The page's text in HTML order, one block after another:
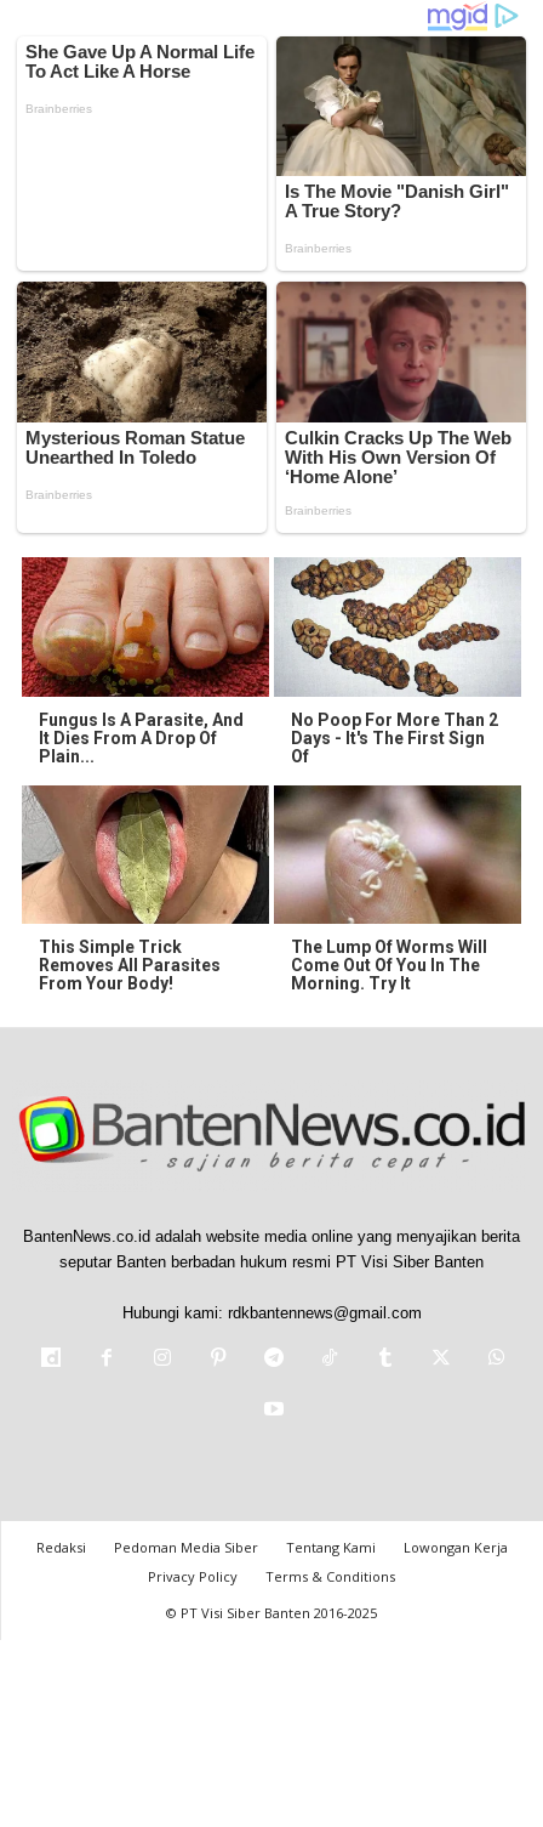
Fungus Is A Parasite, And
It Dies From A Drop Of
Plain...
No Poop For More Than 2
Days - It's The First Sign
Of
This Simple Trick
Removes All Parasites
From Your Body!
The Lump Of Worms Will
Come Out Of You In The
Morning. Try It
BantenNews.co.id adalah website media online yang menyajikan berita
seputar Banten berbadan hukum resmi PT Visi Siber Banten
Hubungi kami: rdkbantennews@gmail.com
Redaksi Pedoman Media Siber Tentang Kami
Lowongan Kerja
Privacy Policy
Terms & Conditions
© PT Visi Siber Banten 2016-2025